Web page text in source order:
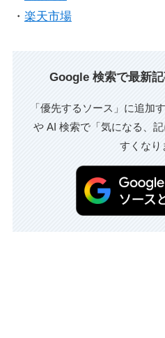
・ 楽天市場
Google 検索で最新
「優先するソース」に追加
や AI 検索で「気になる、
すくなり